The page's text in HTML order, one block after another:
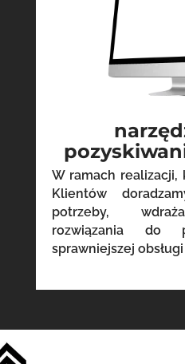
W ramach realizacji,
Klientów
potrzeby,
rozwiązania do
sprawniejszej